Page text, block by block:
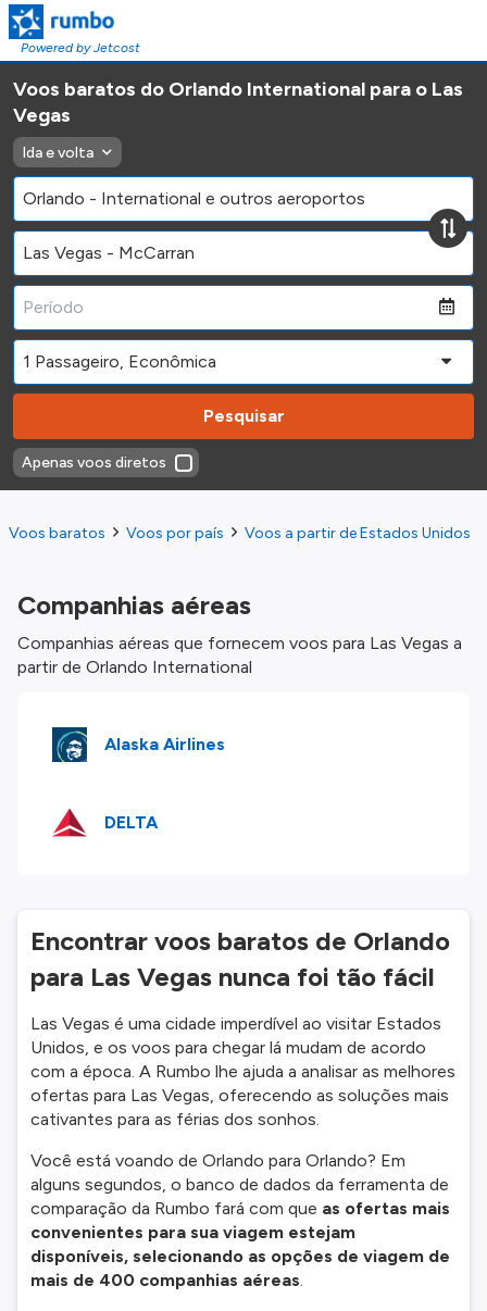
Powered by Jetcost
Voos baratos do Orlando International para o Las
Vegas
Ida e volta
Pesquisar
Apenas voos diretos
Voos baratos Voos por país Voos a partir de Estados Unidos
Companhias aéreas
Companhias aéreas que fornecem voos para Las Vegas a
partir de Orlando International
Alaska Airlines
DELTA
Encontrar voos baratos de Orlando
para Las Vegas nunca foi tão fácil
Las Vegas é uma cidade imperdível ao visitar Estados
Unidos, e os voos para chegar lá mudam de acordo
com a época. A Rumbo lhe ajuda a analisar as melhores
ofertas para Las Vegas, oferecendo as soluções mais
cativantes para as férias dos sonhos.
Você está voando de Orlando para Orlando? Em
alguns segundos, o banco de dados da ferramenta de
comparação da Rumbo fará com que as ofertas mais
convenientes para sua viagem estejam
disponíveis, selecionando as opções de viagem de
mais de 400 companhias aéreas.